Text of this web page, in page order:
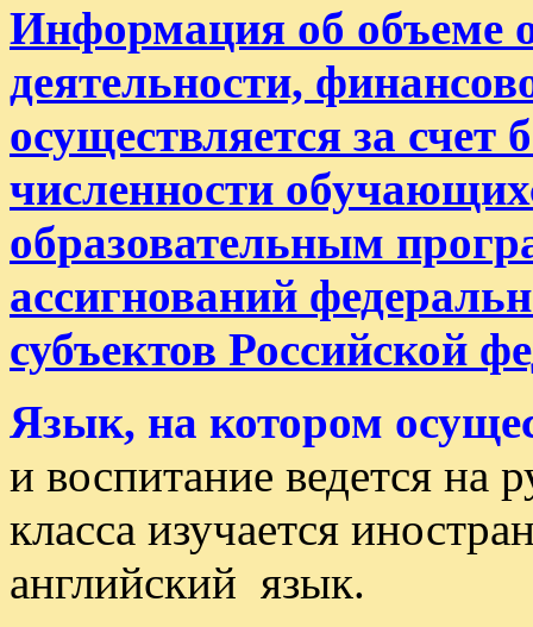
Информация об объеме
деятельности,
осуществляется за
численности
образовательным
ассигнований
субъектов Российской
Язык, на котором
и воспитание ведется
класса изучается
английский язык.